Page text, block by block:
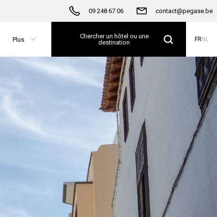
09 248 67 06 contact@pegase.be
Plus
Chercher un hôtel ou une
destination
FRNL